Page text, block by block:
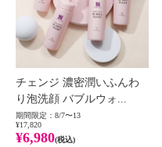
チェンジ 濃密潤いふんわ
り泡洗顔 バブルウォ...
期間限定：8/7〜13
¥17,820
¥6,980(税込)